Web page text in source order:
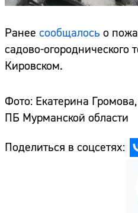
Ранее сообщалось о
садово-огороднического
Кировском.
Фото: Екатерина
ПБ Мурманской области
Поделиться в соцсетях: